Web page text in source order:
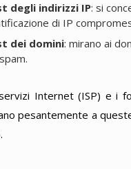
degli indirizzi IP: si
di IP
dei domini: mirano ai
Internet (ISP) e i
pesantemente a